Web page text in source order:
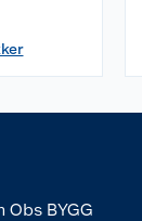
Obs BYGG